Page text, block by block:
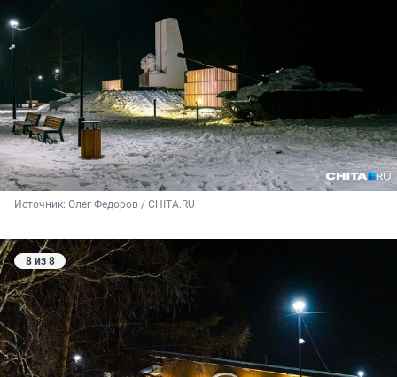
Источник: Олег Федоров / CHITA.RU
8 из 8